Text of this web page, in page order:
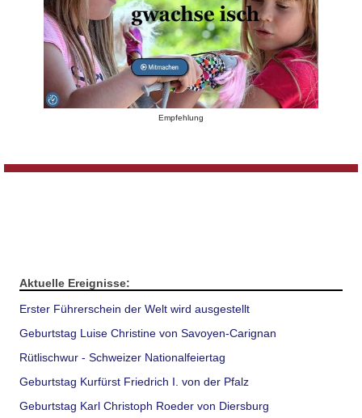
Empfehlung
Aktuelle Ereignisse:
Erster Führerschein der Welt wird ausgestellt
Geburtstag Luise Christine von Savoyen-Carignan
Rütlischwur - Schweizer Nationalfeiertag
Geburtstag Kurfürst Friedrich I. von der Pfalz
Geburtstag Karl Christoph Roeder von Diersburg